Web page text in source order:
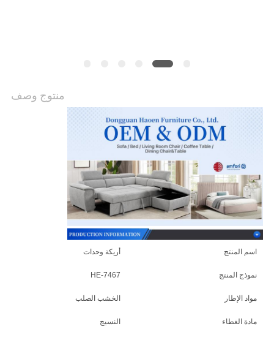
الخصوصية
منتوج وصف
اسم المنتج أريكة وحدات
نموذج المنتج HE-7467
مواد الإطار الخشب الصلب
مادة الغطاء النسيج